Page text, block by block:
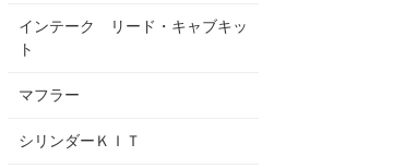
インテーク リード・キャブキッ
ト
マフラー
シリンダーＫＩＴ